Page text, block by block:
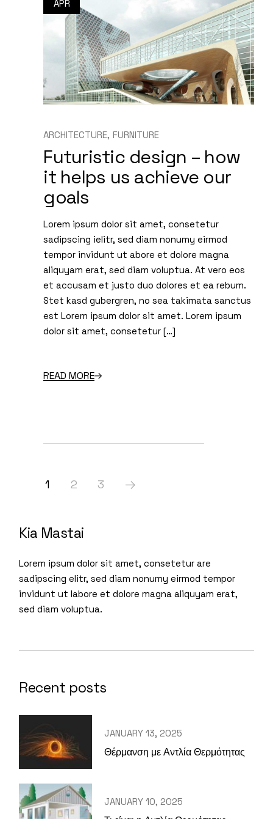
APR
ARCHITECTURE FURNITURE
Futuristic design – how
it helps us achieve our
goals
Lorem ipsum dolor sit amet, consetetur
sadipscing ielitr, sed diam nonumy eirmod
tempor invidunt ut abore et dolore magna
aliquyam erat, sed diam voluptua. At vero eos
et accusam et justo duo dolores et ea rebum.
Stet kasd gubergren, no sea takimata sanctus
est Lorem ipsum dolor sit amet. Lorem ipsum
dolor sit amet, consetetur […]
READ MORE
1 2 3
Kia Mastai
Lorem ipsum dolor sit amet, consetetur are
sadipscing elitr, sed diam nonumy eirmod tempor
invidunt ut labore et dolore magna aliquyam erat,
sed diam voluptua.
Recent posts
JANUARY 13, 2025
Θέρμανση με Αντλία Θερμότητας
JANUARY 10, 2025